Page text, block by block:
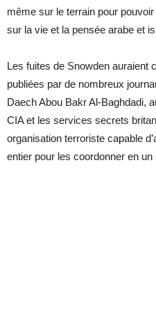
même sur le terrain pour
sur la vie et la pensée arabe et
Les fuites de Snowden auraient
publiées par de nombreux
Daech Abou Bakr Al-Baghdadi,
CIA et les services secrets
organisation terroriste capable
entier pour les coordonner en un